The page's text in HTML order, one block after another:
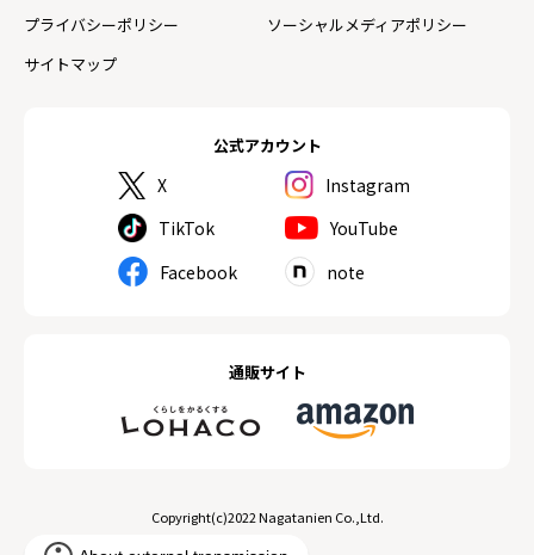
公式アカウント
X
Instagram
TikTok
YouTube
Facebook
note
通販サイト
プライバシーポリシー
ソーシャルメディアポリシー
サイトマップ
Copyright(c)2022 Nagatanien Co.,Ltd.